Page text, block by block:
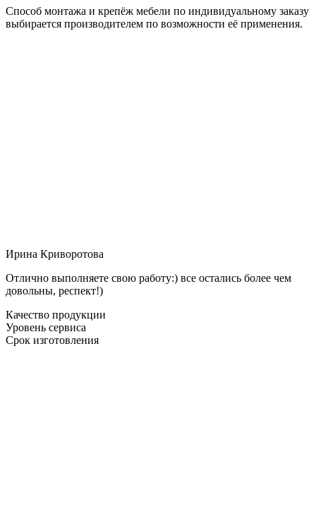
Способ монтажа и крепёж мебели по индивидуальному заказу
выбирается производителем по возможности её применения.
Ирина Криворотова
Отлично выполняете свою работу:) все остались более чем
довольны, респект!)
Качество продукции
Уровень сервиса
Срок изготовления